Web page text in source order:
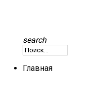
search
Главная